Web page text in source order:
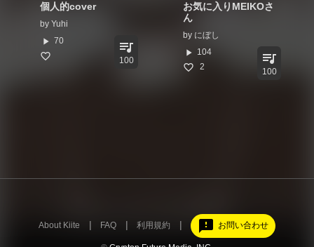
個人的cover
by Yuhi
play_arrow 70 queue_music
100
お気に入りMEIKOさ
ん
by にぼし
play_arrow 104
2
queue_music
100
About Kiite FAQ 利用規約 feedback お問い合わせ